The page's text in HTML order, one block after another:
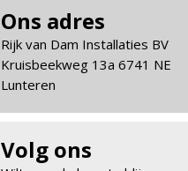
Ons adres
Rijk van Dam Installaties BV
Kruisbeekweg 13a 6741 NE
Lunteren
Volg ons